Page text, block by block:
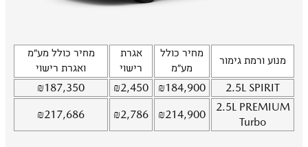
מנוע ורמת גימור
מחיר כולל
מע"מ
אגרת
רישוי
מחיר כולל מע"מ
ואגרת רישוי
2.5L SPIRIT
₪184,900
₪2,450
₪187,350
2.5L PREMIUM
Turbo
₪214,900
₪2,786
₪ 217,686